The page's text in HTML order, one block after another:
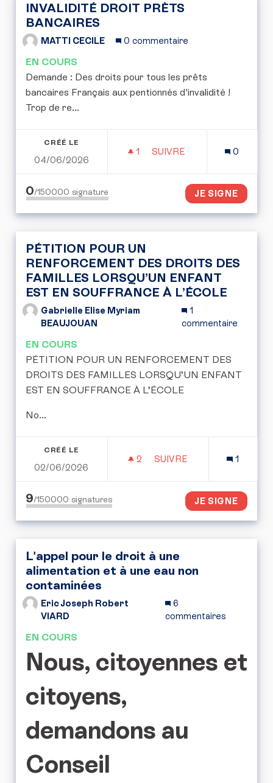
INVALIDITÉ DROIT PRÈTS
BANCAIRES
MATTI CECILE 0 commentaire
EN COURS
Demande : Des droits pour tous les prêts
bancaires Français aux pentionnés d'invalidité !
Trop de re...
CRÉÉ LE
04/06/2026
1 1 ABONNÉ
SUIVRE
0
0/150000 signature JE SIGNE
PÉTITION POUR UN
RENFORCEMENT DES DROITS DES
FAMILLES LORSQU’UN ENFANT
EST EN SOUFFRANCE À L’ÉCOLE
Gabrielle Elise Myriam
BEAUJOUAN
1
commentaire
EN COURS
PÉTITION POUR UN RENFORCEMENT DES
DROITS DES FAMILLES LORSQU’UN ENFANT
EST EN SOUFFRANCE À L’ÉCOLE
No...
CRÉÉ LE
02/06/2026
2 2 ABONNÉS
SUIVRE
1
9/150000 signatures JE SIGNE
L'appel pour le droit à une
alimentation et à une eau non
contaminées
Eric Joseph Robert
VIARD
6
commentaires
EN COURS
Nous, citoyennes et
citoyens,
demandons au
Conseil